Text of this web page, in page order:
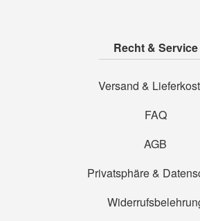
Recht & Service
Versand &
FAQ
AGB
Privatsphäre &